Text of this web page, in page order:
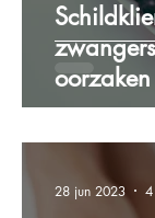
28 jun 2023